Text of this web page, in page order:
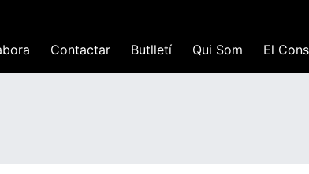
Contactar Butlletí Qui Som El